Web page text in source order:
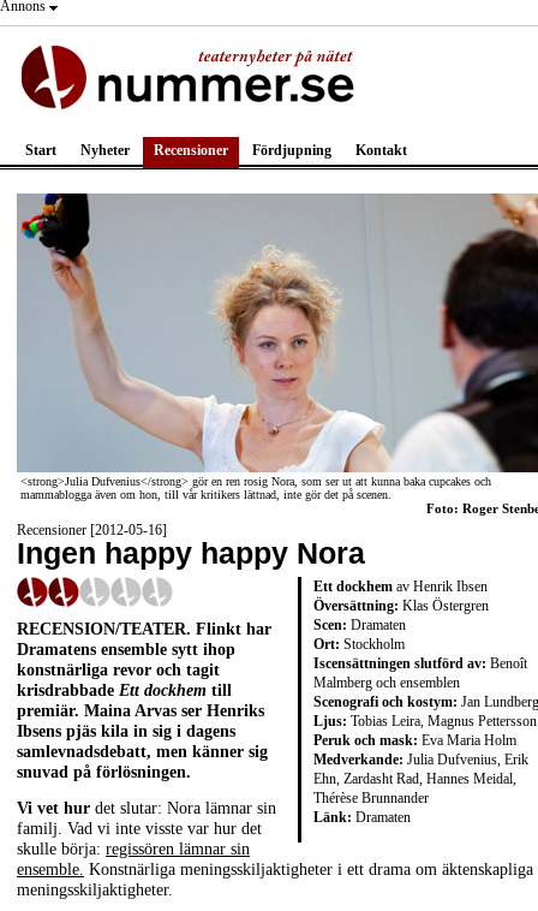
Annons
Start Nyheter Recensioner Fördjupning Kontakt
<strong>Julia Dufvenius</strong> gör en ren rosig Nora, som ser ut att kunna baka cupcakes och
mammablogga även om hon, till vår kritikers lättnad, inte gör det på scenen.
Foto: Roger
Recensioner [2012-05-16]
Ingen happy happy Nora
Ett dockhem av Henrik Ibsen
Översättning: Klas Östergren
Scen: Dramaten
Ort: Stockholm
Iscensättningen slutförd av: Benoît
Malmberg och ensemblen
Scenografi och kostym: Jan Lundberg
Ljus: Tobias Leira, Magnus Pettersson
Peruk och mask: Eva Maria Holm
Medverkande: Julia Dufvenius, Erik
Ehn, Zardasht Rad, Hannes Meidal,
Thérèse Brunnander
Länk: Dramaten
RECENSION/TEATER. Flinkt har
Dramatens ensemble sytt ihop
konstnärliga revor och tagit
krisdrabbade Ett dockhem till
premiär. Maina Arvas ser Henriks
Ibsens pjäs kila in sig i dagens
samlevnadsdebatt, men känner sig
snuvad på förlösningen.
Vi vet hur det slutar: Nora lämnar sin
familj. Vad vi inte visste var hur det
skulle börja: regissören lämnar sin
ensemble. Konstnärliga meningsskiljaktigheter i ett drama om äktenskapliga
meningsskiljaktigheter.